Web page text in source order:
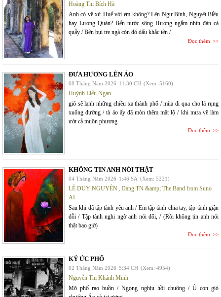
Hoàng Thị Bích Hà
Anh có về xứ Huế với em không? Lên Ngự Bình, Nguyệt Biều
hay Lương Quán? Bến nước sông Hương ngắm nhìn đàn cá
quẫy / Bên bụi tre ngà còn đó dấu khắc tên /
Đọc thêm
ĐƯA HƯƠNG LÊN ÁO
08 Tháng Năm 2026 11:30 CH (Xem: 5160)
Huỳnh Liễu Ngạn
gió sẽ lạnh những chiều xa thành phố / mùa đi qua cho lá rụng
xuống đường / tà áo ấy đã mòn thêm mặt lộ / khi mưa về làm
ướt cả muôn phương
Đọc thêm
KHÔNG TIN ANH NÓI THẬT
04 Tháng Năm 2026 1:46 SA (Xem: 5221)
LÊ DUY NGUYÊN, Dang TN &amp; The Band from Suno
AI
Sau khi đã tập tành yêu anh / Em tập tành chia tay, tập tành giận
dỗi / Tập tành nghi ngờ anh nói dối, / (Rồi không tin anh nói
thật bao giờ)
Đọc thêm
KÝ ỨC PHỐ
02 Tháng Năm 2026 5:34 CH (Xem: 4954)
Nguyễn Thị Khánh Minh
Mõ phố rao buồn / Ngọng nghịu hồi chuông / Ù con gió